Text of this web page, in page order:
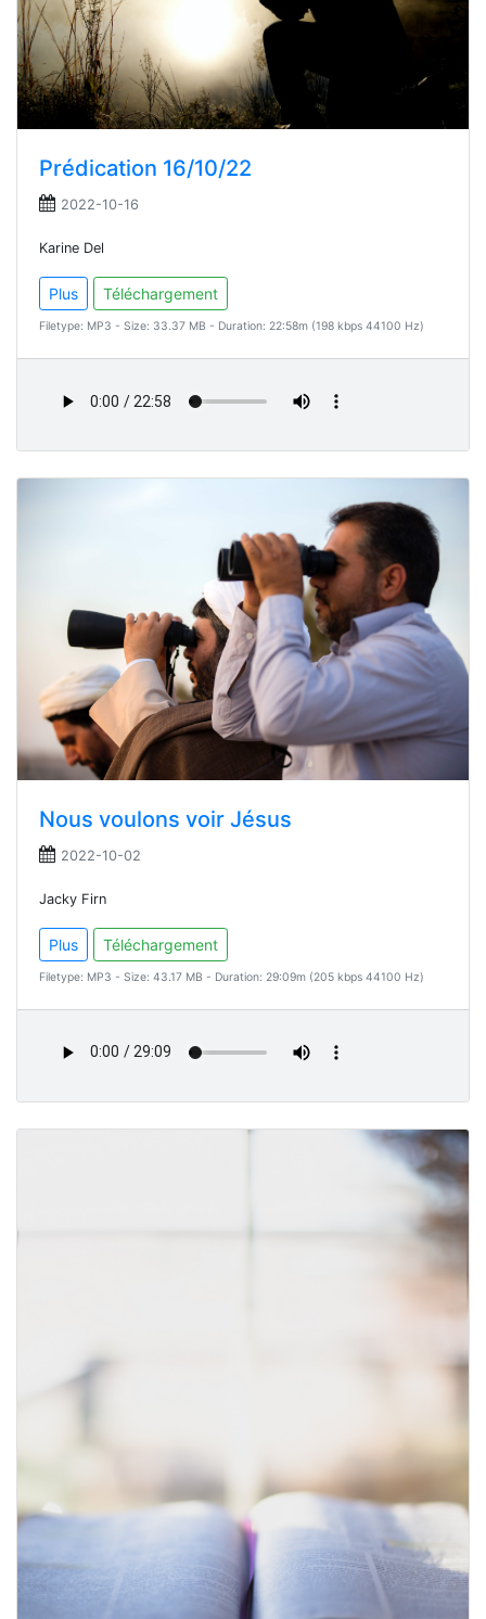
Prédication 16/10/22
2022-10-16
Karine Del
Plus Téléchargement
Filetype: MP3 - Size: 33.37 MB - Duration: 22:58m (198 kbps 44100 Hz)
Nous voulons voir Jésus
2022-10-02
Jacky Firn
Plus Téléchargement
Filetype: MP3 - Size: 43.17 MB - Duration: 29:09m (205 kbps 44100 Hz)